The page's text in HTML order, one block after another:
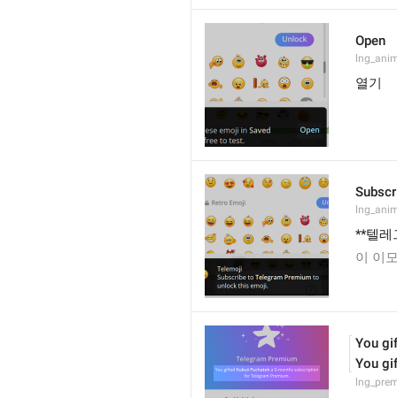
Open
열기
**텔레
이 이
You
You